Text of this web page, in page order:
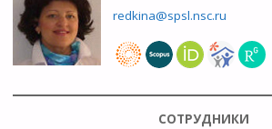
redkina@spsl.nsc.ru
СОТРУДНИКИ